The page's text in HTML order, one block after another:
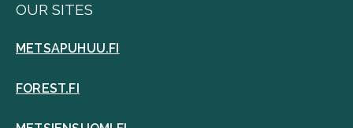
OUR SITES
METSAPUHUU.FI
FOREST.FI